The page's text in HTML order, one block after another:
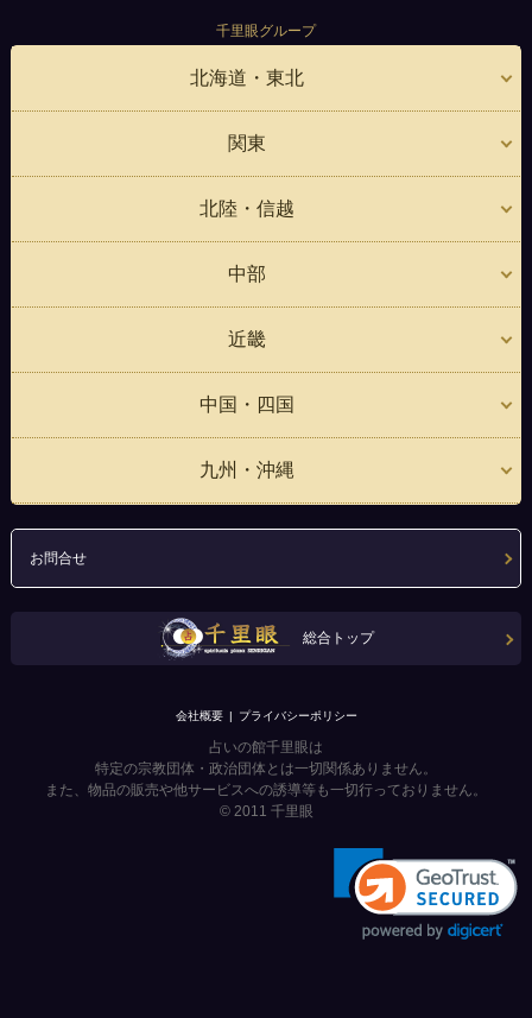
千里眼グループ
北海道・東北
関東
北陸・信越
中部
近畿
中国・四国
九州・沖縄
お問合せ
総合トップ
会社概要 プライバシーポリシー
占いの館千里眼は
特定の宗教団体・政治団体とは一切関係ありません。
また、物品の販売や他サービスへの誘導等も一切行っておりません。
© 2011 千里眼